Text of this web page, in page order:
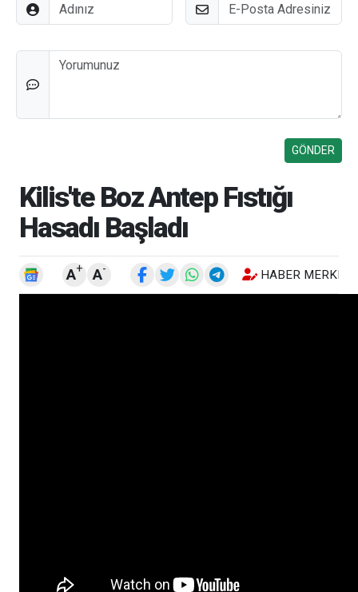
Düşünceleriniz
Kilis'te Boz Antep Fıstığı
Hasadı Başladı
A+ A- HABER MERKEZI